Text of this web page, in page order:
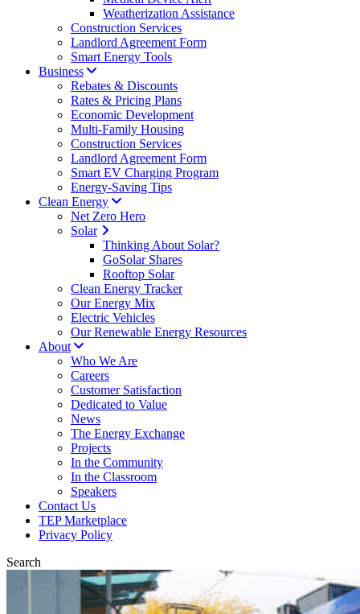
Weatherization Assistance
Construction Services
Landlord Agreement Form
Smart Energy Tools
Business
Rebates & Discounts
Rates & Pricing Plans
Economic Development
Multi-Family Housing
Construction Services
Landlord Agreement Form
Smart EV Charging Program
Energy-Saving Tips
Clean Energy
Net Zero Hero
Solar
Thinking About Solar?
GoSolar Shares
Rooftop Solar
Clean Energy Tracker
Our Energy Mix
Electric Vehicles
Our Renewable Energy Resources
About
Who We Are
Careers
Customer Satisfaction
Dedicated to Value
News
The Energy Exchange
Projects
In the Community
In the Classroom
Speakers
Contact Us
TEP Marketplace
Privacy Policy
Search